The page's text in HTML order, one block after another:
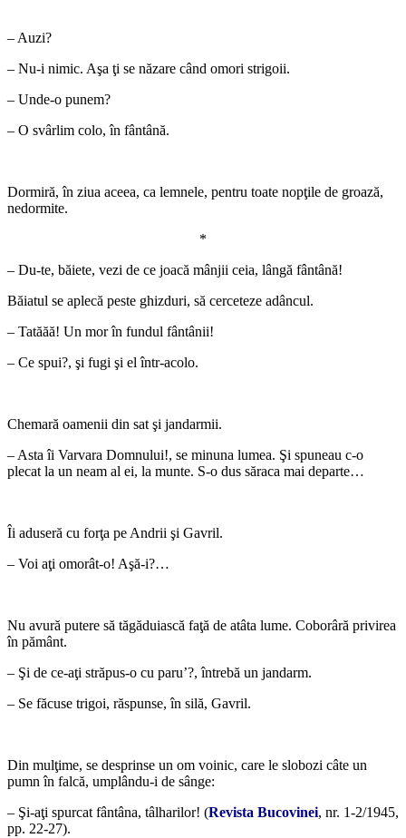
– Auzi?
– Nu-i nimic. Aşa ţi se năzare când omori strigoii.
– Unde-o punem?
– O svârlim colo, în fântână.
Dormiră, în ziua aceea, ca lemnele, pentru toate nopţile de groază,
nedormite.
*
– Du-te, băiete, vezi de ce joacă mânjii ceia, lângă fântână!
Băiatul se aplecă peste ghizduri, să cerceteze adâncul.
– Tatăăă! Un mor în fundul fântânii!
– Ce spui?, şi fugi şi el într-acolo.
Chemară oamenii din sat şi jandarmii.
– Asta îi Varvara Domnului!, se minuna lumea. Şi spuneau c-o
plecat la un neam al ei, la munte. S-o dus săraca mai departe…
Îi aduseră cu forţa pe Andrii şi Gavril.
– Voi aţi omorât-o! Aşă-i?…
Nu avură putere să tăgăduiască faţă de atâta lume. Coborâră privirea
în pământ.
– Şi de ce-aţi străpus-o cu paru’?, întrebă un jandarm.
– Se făcuse trigoi, răspunse, în silă, Gavril.
Din mulţime, se desprinse un om voinic, care le slobozi câte un
pumn în falcă, umplându-i de sânge:
– Şi-aţi spurcat fântâna, tâlharilor! (Revista Bucovinei, nr. 1-2/1945,
pp. 22-27).